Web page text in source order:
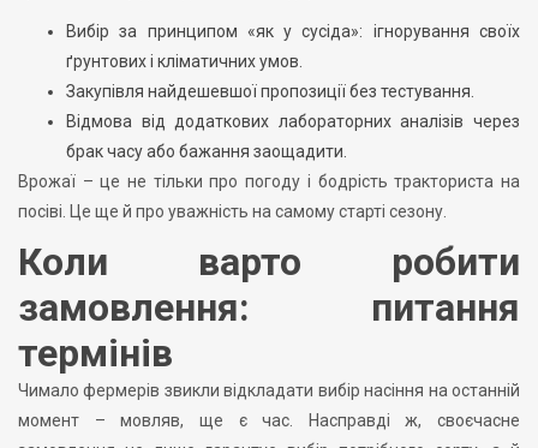
Вибір за принципом «як у сусіда»: ігнорування своїх
ґрунтових і кліматичних умов.
Закупівля найдешевшої пропозиції без тестування.
Відмова від додаткових лабораторних аналізів через
брак часу або бажання заощадити.
Врожаї – це не тільки про погоду і бодрість тракториста на
посіві. Це ще й про уважність на самому старті сезону.
Коли варто робити
замовлення: питання
термінів
Чимало фермерів звикли відкладати вибір насіння на останній
момент – мовляв, ще є час. Насправді ж, своєчасне